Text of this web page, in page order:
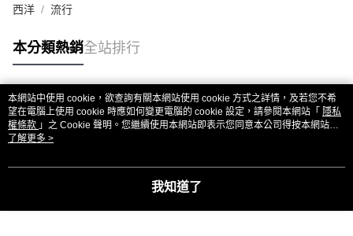
西洋 流行
本分類熱銷全站排行
熱門標籤
本網站中使用 cookie，欲查詢有關本網站使用 cookie 方式之詳情，及若您不希
望在電腦上使用 cookie 時應如何變更電腦的 cookie 設定，請參閱本網站「 隱私
權條款 」之 Cookie 聲明。您繼續使用本網站即表示您同意本公司得按本網站使
用條款之 Cookie 聲明使用 cookie。
了解更多 >
我知道了